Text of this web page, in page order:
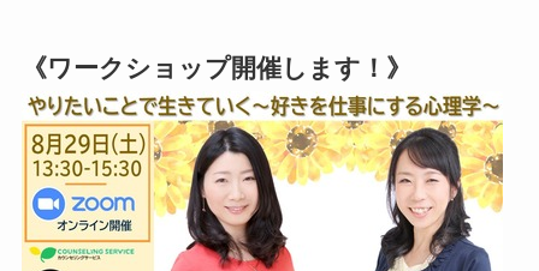
《ワークショップ開催します！》